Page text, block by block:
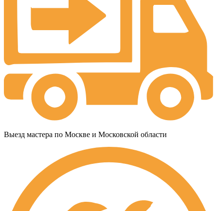
Выезд мастера по Москве и Московской области